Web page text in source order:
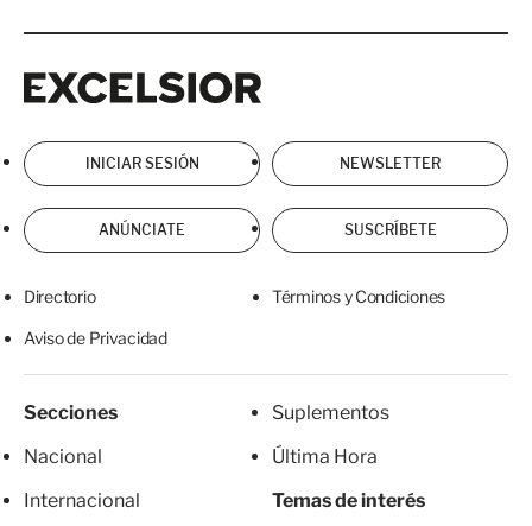
INICIAR SESIÓN NEWSLETTER
ANÚNCIATE SUSCRÍBETE
Directorio Términos y Condiciones
Aviso de Privacidad
Secciones
Nacional
Internacional
Suplementos
Última Hora
Temas de interés